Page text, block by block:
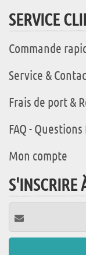
SERVICE
Commande
Service &
Frais de port &
FAQ -
Mon compte
S'INSCRIRE